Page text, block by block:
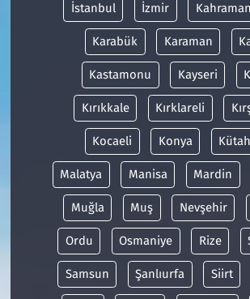
İstanbul İzmir
Karabük Karaman
Kastamonu Kayseri
Kırıkkale Kırklareli
Kocaeli Konya
Malatya Manisa Mardin
Muğla Muş Nevşehir
Ordu Osmaniye Rize
Samsun Şanlıurfa Siirt